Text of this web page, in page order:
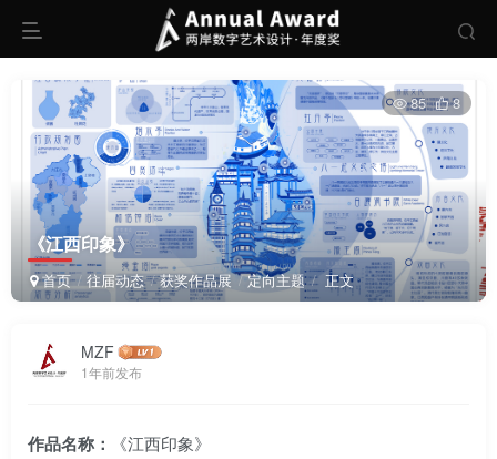
《江西印象》
首页 往届动态 获奖作品展 定向主题 正文
85 8
MZF
1年前发布
作品名称： 《江西印象》